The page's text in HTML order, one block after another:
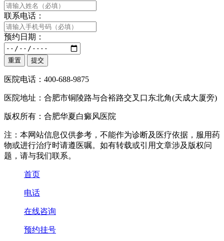
联系电话：
预约日期：
医院电话：400-688-9875
医院地址：合肥市铜陵路与合裕路交叉口东北角(天成大厦旁)
版权所有：合肥华夏白癜风医院
注：本网站信息仅供参考，不能作为诊断及医疗依据，服用药
物或进行治疗时请遵医嘱。如有转载或引用文章涉及版权问
题，请与我们联系。
首页
电话
在线咨询
预约挂号